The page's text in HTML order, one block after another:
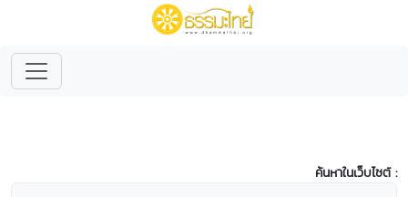
ค้นหาในเว็บไซต์ :